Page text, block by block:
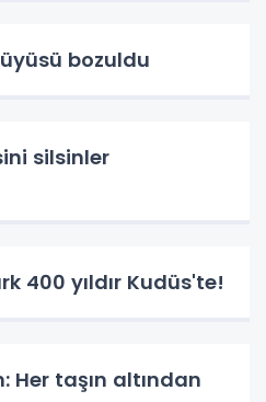
bozuldu
silsinler
400 yıldır Kudüs'te!
Her taşın altından